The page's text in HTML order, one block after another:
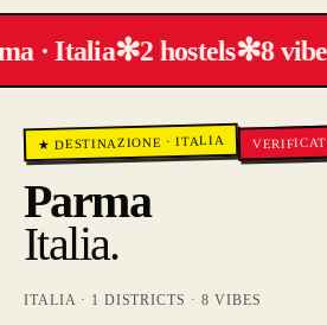
· Italia✻2 hostels✻8
★ DESTINAZIONE ·ITALIA
Parma
Italia.
ITALIA· 1 DISTRICTS ·8 VIBES